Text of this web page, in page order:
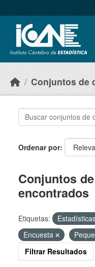
Conjuntos de
Ordenar por
Conjuntos
encontrados
Etiquetas:
Encuesta
Filtrar Resultados